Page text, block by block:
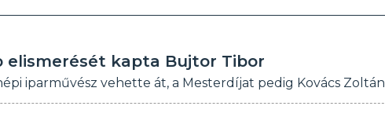
elismerését kapta Bujtor Tibor
iparművész vehette át, a Mesterdíjat pedig Kovács